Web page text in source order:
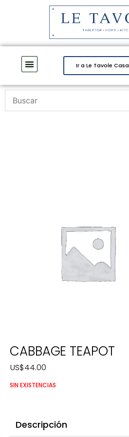
Ir a Le Tavole Casa
CABBAGE TEAPOT
US$44.00
SIN EXISTENCIAS
Descripción